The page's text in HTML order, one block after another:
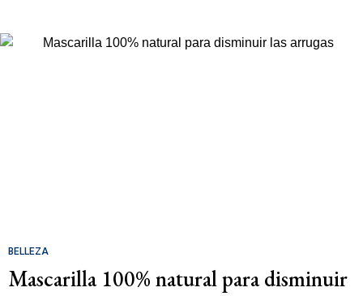
BELLEZA
Mascarilla 100% natural para disminuir